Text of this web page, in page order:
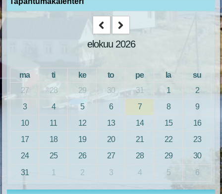
elokuu 2026
ma ti ke to pe la
su
27
28 29 30 31 1
2
3
4 5 6 7 8
9
10
11 12 13 14 15
16
17
18 19 20 21 22
23
24
25 26 27 28 29
30
31
1 2 3 4 5 6